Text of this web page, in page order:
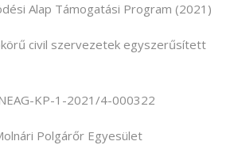
Alap Támogatási Program (2021)
civil szervezetek egyszerűsített
KP-1-2021/4-000322
Polgárőr Egyesület